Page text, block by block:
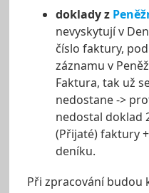
doklady z
nevyskytují v
číslo faktury,
záznamu v
Faktura, tak už
nedostane ->
nedostal doklad
(Přijaté) faktury
deníku.
Při zpracování